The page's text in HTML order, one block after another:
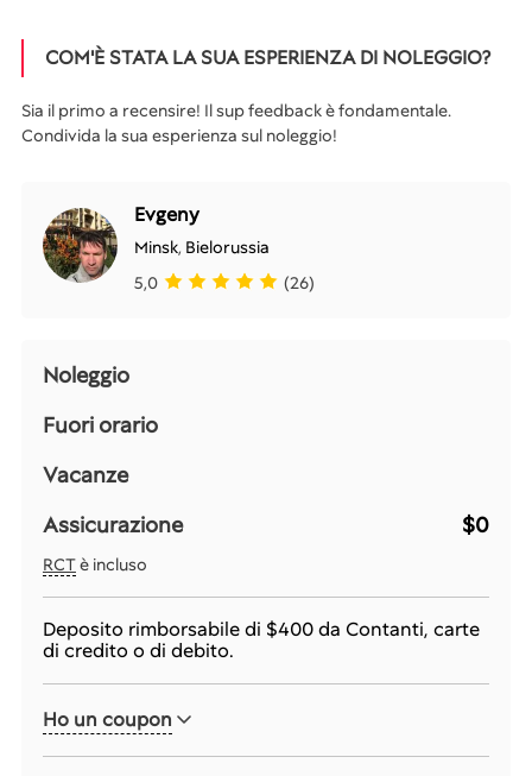
COM'È STATA LA SUA ESPERIENZA DI NOLEGGIO?
Sia il primo a recensire! Il sup feedback è fondamentale.
Condivida la sua esperienza sul noleggio!
Evgeny
Minsk, Bielorussia
5,0
(26)
Noleggio
Fuori orario
Vacanze
Assicurazione
$0
RCTè incluso
Deposito rimborsabile di $400da Contanti, carte
di credito o di debito.
Ho un coupon